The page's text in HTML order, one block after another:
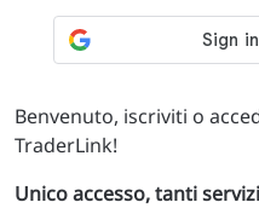
Benvenuto, iscriviti o
TraderLink!
Unico accesso, tanti